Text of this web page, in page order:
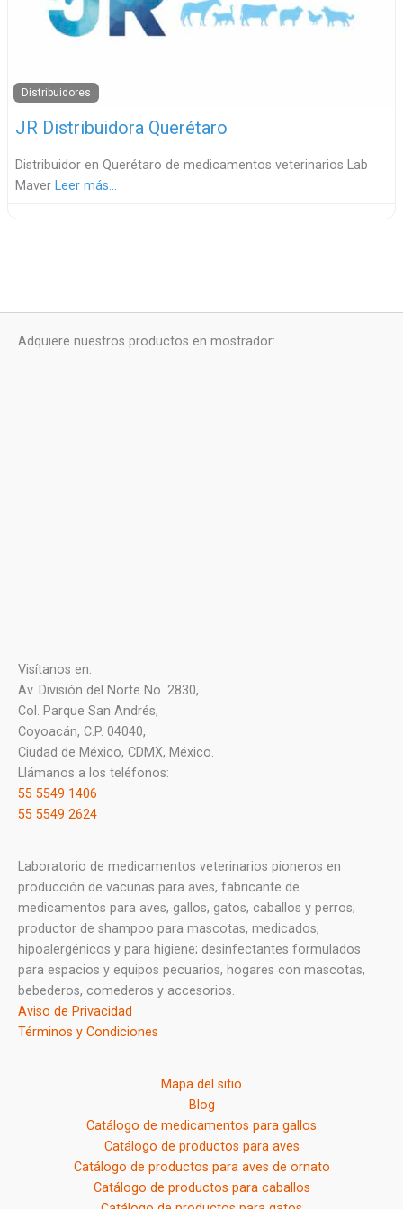
Distribuidores
JR Distribuidora Querétaro
Distribuidor en Querétaro de medicamentos veterinarios Lab
Maver Leer más…
Adquiere nuestros productos en mostrador:
Visítanos en:
Av. División del Norte No. 2830,
Col. Parque San Andrés,
Coyoacán, C.P. 04040,
Ciudad de México, CDMX, México.
Llámanos a los teléfonos:
55 5549 1406
55 5549 2624
Laboratorio de medicamentos veterinarios pioneros en
producción de vacunas para aves, fabricante de
medicamentos para aves, gallos, gatos, caballos y perros;
productor de shampoo para mascotas, medicados,
hipoalergénicos y para higiene; desinfectantes formulados
para espacios y equipos pecuarios, hogares con mascotas,
bebederos, comederos y accesorios.
Aviso de Privacidad
Términos y Condiciones
Mapa del sitio
Blog
Catálogo de medicamentos para gallos
Catálogo de productos para aves
Catálogo de productos para aves de ornato
Catálogo de productos para caballos